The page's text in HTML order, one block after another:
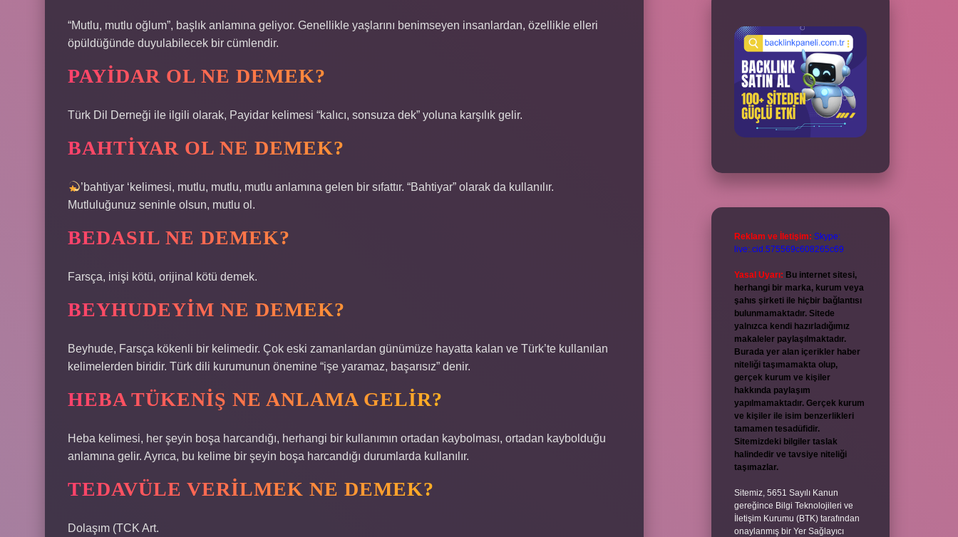
“Mutlu, mutlu oğlum”, başlık anlamına geliyor. Genellikle yaşlarını benimseyen insanlardan, özellikle elleri
öpüldüğünde duyulabilecek bir cümlendir.
PAYIDAR OL NE DEMEK?
Türk Dil Derneği ile ilgili olarak, Payidar kelimesi “kalıcı, sonsuza dek” yoluna karşılık gelir.
BAHTIYAR OL NE DEMEK?
’bahtiyar ‘kelimesi, mutlu, mutlu, mutlu anlamına gelen bir sıfattır. “Bahtiyar” olarak da kullanılır.
Mutluluğunuz seninle olsun, mutlu ol.
BEDASIL NE DEMEK?
Farsça, inişi kötü, orijinal kötü demek.
BEYHUDEYIM NE DEMEK?
Beyhude, Farsça kökenli bir kelimedir. Çok eski zamanlardan günümüze hayatta kalan ve Türk’te kullanılan
kelimelerden biridir. Türk dili kurumunun önemine “işe yaramaz, başarısız” denir.
HEBA TÜKENIŞ NE ANLAMA GELIR?
Heba kelimesi, her şeyin boşa harcandığı, herhangi bir kullanımın ortadan kaybolması, ortadan kaybolduğu
anlamına gelir. Ayrıca, bu kelime bir şeyin boşa harcandığı durumlarda kullanılır.
TEDAVÜLE VERILMEK NE DEMEK?
Dolaşım (TCK Art.
Reklam ve İletişim: Skype:
live:.cid.575569c608265c69
Yasal Uyarı: Bu internet sitesi,
herhangi bir marka, kurum veya
şahıs şirketi ile hiçbir bağlantısı
bulunmamaktadır. Sitede
yalnızca kendi hazırladığımız
makaleler paylaşılmaktadır.
Burada yer alan içerikler haber
niteliği taşımamakta olup,
gerçek kurum ve kişiler
hakkında paylaşım
yapılmamaktadır. Gerçek kurum
ve kişiler ile isim benzerlikleri
tamamen tesadüfidir.
Sitemizdeki bilgiler taslak
halindedir ve tavsiye niteliği
taşımazlar.
Sitemiz, 5651 Sayılı Kanun
gereğince Bilgi Teknolojileri ve
İletişim Kurumu (BTK) tarafından
onaylanmış bir Yer Sağlayıcı